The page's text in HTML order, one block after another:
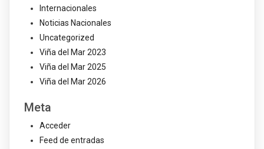
Internacionales
Noticias Nacionales
Uncategorized
Viña del Mar 2023
Viña del Mar 2025
Viña del Mar 2026
Meta
Acceder
Feed de entradas